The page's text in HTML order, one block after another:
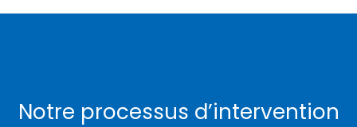
Notre processus d’intervention